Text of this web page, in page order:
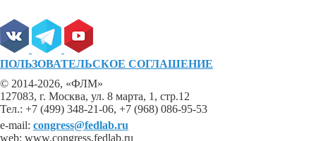
ПОЛЬЗОВАТЕЛЬСКОЕ СОГЛАШЕНИЕ
© 2014-2026, «ФЛМ»
127083, г. Москва, ул. 8 марта, 1, стр.12
Тел.: +7 (499) 348-21-06, +7 (968) 086-95-53
e-mail: congress@fedlab.ru
web: www.congress.fedlab.ru